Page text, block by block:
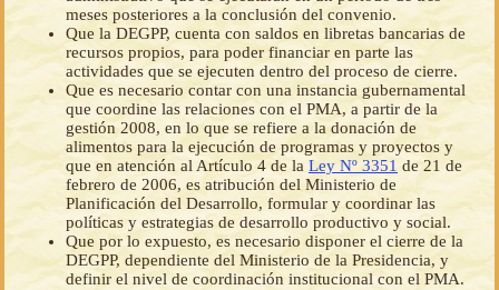
meses posteriores a la conclusión del convenio.
Que la DEGPP, cuenta con saldos en libretas bancarias de
recursos propios, para poder financiar en parte las
actividades que se ejecuten dentro del proceso de cierre.
Que es necesario contar con una instancia gubernamental
que coordine las relaciones con el PMA, a partir de la
gestión 2008, en lo que se refiere a la donación de
alimentos para la ejecución de programas y proyectos y
que en atención al Artículo 4 de la Ley Nº 3351 de 21 de
febrero de 2006, es atribución del Ministerio de
Planificación del Desarrollo, formular y coordinar las
políticas y estrategias de desarrollo productivo y social.
Que por lo expuesto, es necesario disponer el cierre de la
DEGPP, dependiente del Ministerio de la Presidencia, y
definir el nivel de coordinación institucional con el PMA.